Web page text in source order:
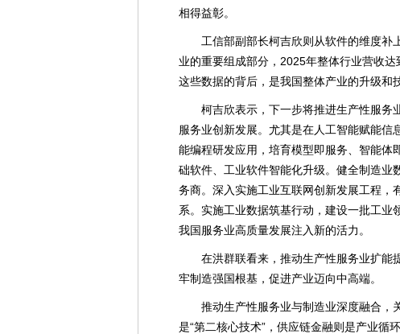
相得益彰。
工信部副部长柯吉欣则从软件的维度补
业的重要组成部分，2025年整体行业营收
这些数据的背后，是我国整体产业的升级和
柯吉欣表示，下一步将推进生产性服务
服务业创新发展。尤其是在人工智能赋能信
能编程研发应用，培育模型即服务、智能体
础软件、工业软件智能化升级。健全制造业
务商。深入实施工业互联网创新发展工程，
系。实施工业数据筑基行动，建设一批工业
我国服务业高质量发展注入新的活力。
在洪群联看来，推动生产性服务业扩能
牢制造强国根基，促进产业迈向中高端。
推动生产性服务业与制造业深度融合，
是“第二核心技术”，供应链金融则是产业循